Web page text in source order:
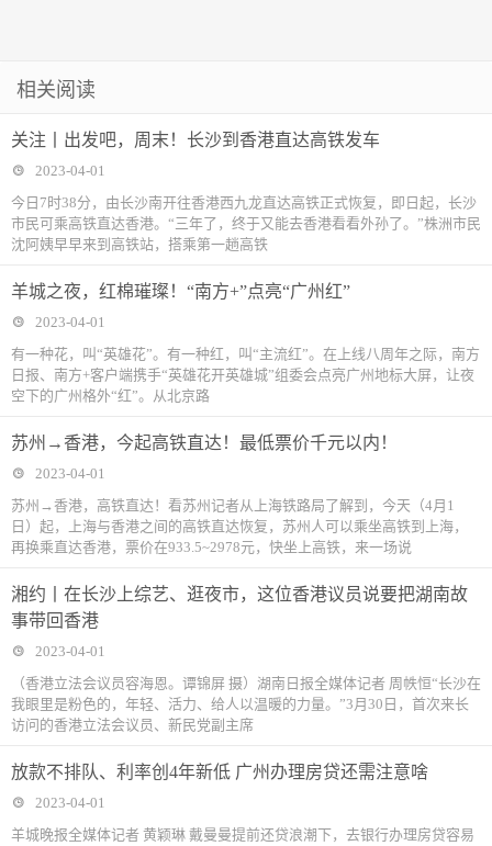
相关阅读
关注丨出发吧，周末！长沙到香港直达高铁发车
2023-04-01
今日7时38分，由长沙南开往香港西九龙直达高铁正式恢复，即日起，长沙
市民可乘高铁直达香港。“三年了，终于又能去香港看看外孙了。”株洲市民
沈阿姨早早来到高铁站，搭乘第一趟高铁
​羊城之夜，红棉璀璨！“南方+”点亮“广州红”
2023-04-01
有一种花，叫“英雄花”。有一种红，叫“主流红”。在上线八周年之际，南方
日报、南方+客户端携手“英雄花开英雄城”组委会点亮广州地标大屏，让夜
空下的广州格外“红”。从北京路
苏州→香港，今起高铁直达！最低票价千元以内！
2023-04-01
苏州→香港，高铁直达！看苏州记者从上海铁路局了解到，今天（4月1
日）起，上海与香港之间的高铁直达恢复，苏州人可以乘坐高铁到上海，
再换乘直达香港，票价在933.5~2978元，快坐上高铁，来一场说
湘约丨在长沙上综艺、逛夜市，这位香港议员说要把湖南故
事带回香港
2023-04-01
（香港立法会议员容海恩。谭锦屏 摄）湖南日报全媒体记者 周帙恒“长沙在
我眼里是粉色的，年轻、活力、给人以温暖的力量。”3月30日，首次来长
访问的香港立法会议员、新民党副主席
放款不排队、利率创4年新低 广州办理房贷还需注意啥
2023-04-01
羊城晚报全媒体记者 黄颖琳 戴曼曼提前还贷浪潮下，去银行办理房贷容易